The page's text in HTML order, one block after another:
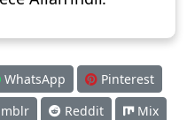
WhatsApp
Pinterest
Reddit
Mix